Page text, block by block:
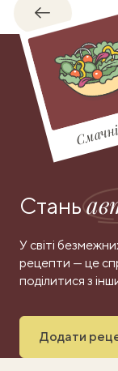
Назад
Стань
У світі
рецепти — це
поділитися з
Додати